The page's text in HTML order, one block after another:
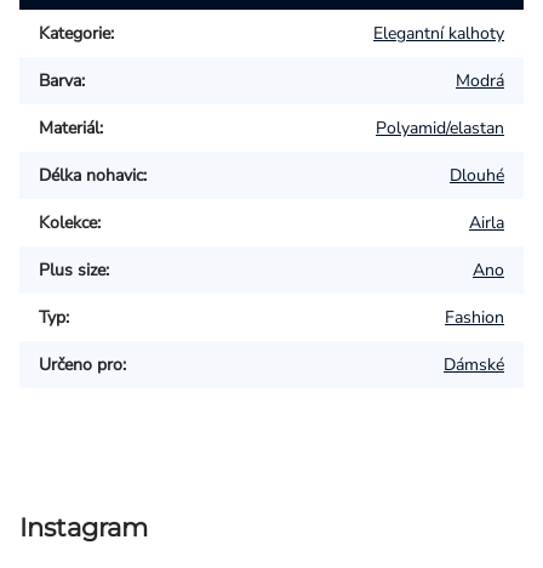
Kategorie: Elegantní kalhoty
Barva: Modrá
Materiál: Polyamid/elastan
Délka nohavic: Dlouhé
Kolekce: Airla
Plus size: Ano
Typ: Fashion
Určeno pro: Dámské
Instagram